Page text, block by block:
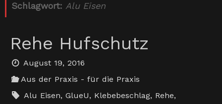
Schlagwort: Alu Eisen
Rehe Hufschutz
August 19, 2016
Aus der Praxis - für die Praxis
Alu Eisen,GlueU, Klebebeschlag, Rehe,